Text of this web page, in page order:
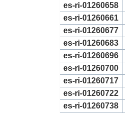
es-ri-01260658
es-ri-01260661
es-ri-01260677
es-ri-01260683
es-ri-01260696
es-ri-01260700
es-ri-01260717
es-ri-01260722
es-ri-01260738